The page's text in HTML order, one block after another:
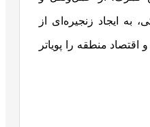
به ایجاد زنجیره‌ای از
منطقه را پویاتر